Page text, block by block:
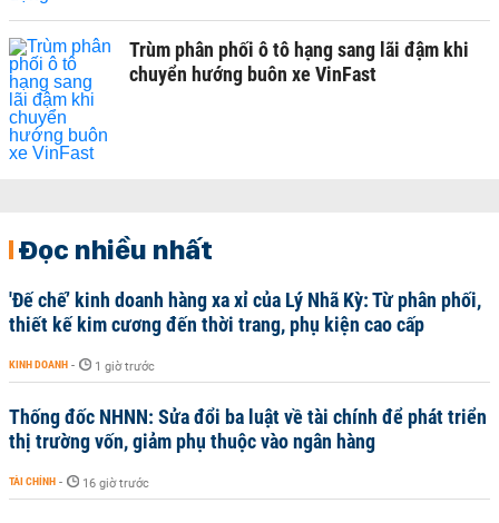
Trùm phân phối ô tô hạng sang lãi đậm khi
chuyển hướng buôn xe VinFast
Đọc nhiều nhất
'Đế chế’ kinh doanh hàng xa xỉ của Lý Nhã Kỳ: Từ phân phối,
thiết kế kim cương đến thời trang, phụ kiện cao cấp
KINH DOANH - 1 giờ trước
Thống đốc NHNN: Sửa đổi ba luật về tài chính để phát triển
thị trường vốn, giảm phụ thuộc vào ngân hàng
TÀI CHÍNH - 16 giờ trước